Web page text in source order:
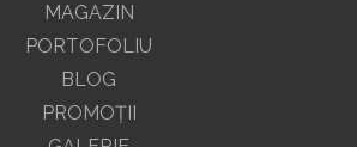
MAGAZIN
PORTOFOLIU
BLOG
PROMOŢII